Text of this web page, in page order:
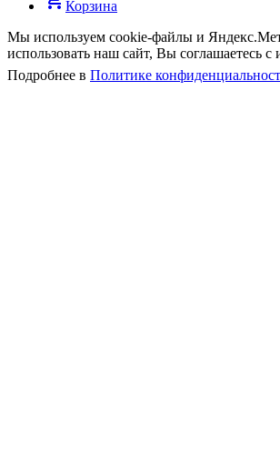
Корзина
Мы используем cookie-файлы и
использовать наш сайт, Вы соглашаетесь с
Подробнее в Политике